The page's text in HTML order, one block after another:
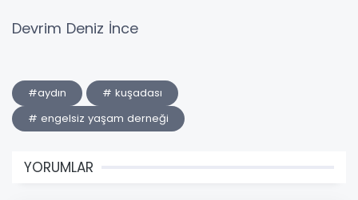
Devrim Deniz İnce
#aydın
# kuşadası
# engelsiz yaşam derneği
YORUMLAR